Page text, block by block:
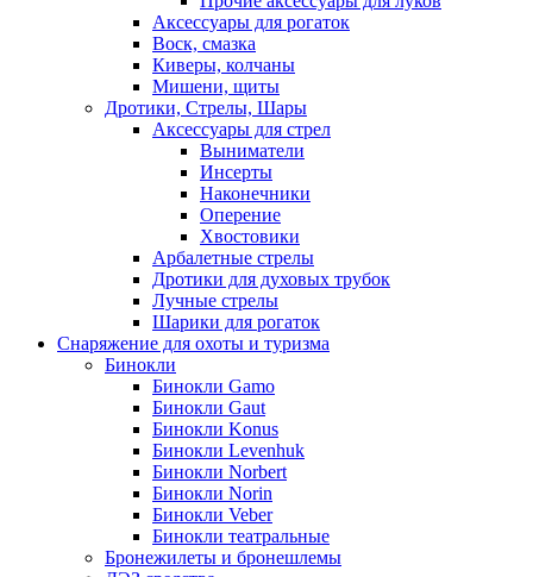
Аксессуары для рогаток
Воск, смазка
Киверы, колчаны
Мишени, щиты
Дротики, Стрелы, Шары
Аксессуары для стрел
Выниматели
Инсерты
Наконечники
Оперение
Хвостовики
Арбалетные стрелы
Дротики для духовых трубок
Лучные стрелы
Шарики для рогаток
Снаряжение для охоты и туризма
Бинокли
Бинокли Gamo
Бинокли Gaut
Бинокли Konus
Бинокли Levenhuk
Бинокли Norbert
Бинокли Norin
Бинокли Veber
Бинокли театральные
Бронежилеты и бронешлемы